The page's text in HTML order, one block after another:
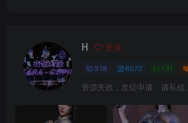
H 关注
378 6572 131
资源失效，友链申请，请私信。